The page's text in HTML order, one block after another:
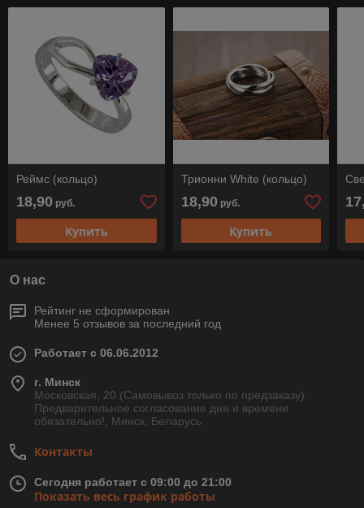
Реймс (кольцо)
18,90 руб.
Купить
Трионни White (кольцо)
18,90 руб.
Купить
О нас
Рейтинг не сформирован
Менее 5 отзывов за последний год
Работает с 06.06.2012
г. Минск
Московская, 20 (Самовывоз только по предзаказу).
Предварительное согласование дня и времени
обязательно!, Минск, Беларусь
Контакты
Сегодня работает с 09:00 до 21:00
Показать весь график работы